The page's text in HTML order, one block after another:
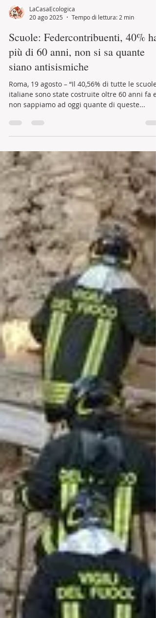
LaCasaEcologica
Scuole: Federcontribuenti, 40% ha
più di 60 anni, non si sa quante
siano antisismiche
Roma, 19 agosto – “Il 40,56% di tutte le scuole
italiane sono state costruite oltre 60 anni fa e